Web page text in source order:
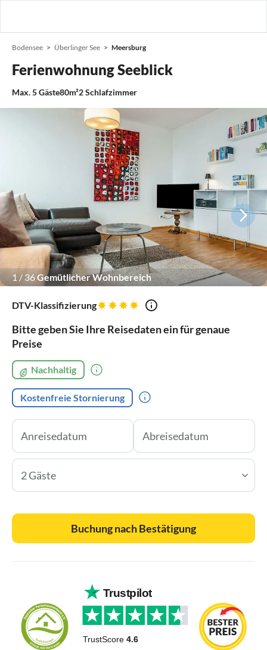
Bodensee Überlinger See Meersburg
Ferienwohnung Seeblick
Max.5Gäste80m²2Schlafzimmer
1 / 36Gemütlicher Wohnbereich
DTV-Klassifizierung
Bitte geben Sie Ihre Reisedaten ein für genaue
Preise
Nachhaltig
Kostenfreie Stornierung
2 Gäste
Buchung nach Bestätigung